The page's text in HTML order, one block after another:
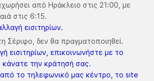
από Ηράκλειο στις 21:00, με
στις 6:15.
εισιτηρίων.
Σέριφο, δεν θα πραγματοποιηθεί.
εισιτηρίων, επικοινωνήστε με το
την κράτησή σας.
το τηλεφωνικό μας κέντρο, το site